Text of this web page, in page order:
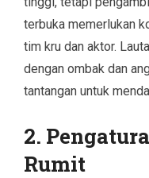
terbuka memerlukan
tim kru dan aktor.
dengan ombak dan
tantangan untuk
2.
Rumit